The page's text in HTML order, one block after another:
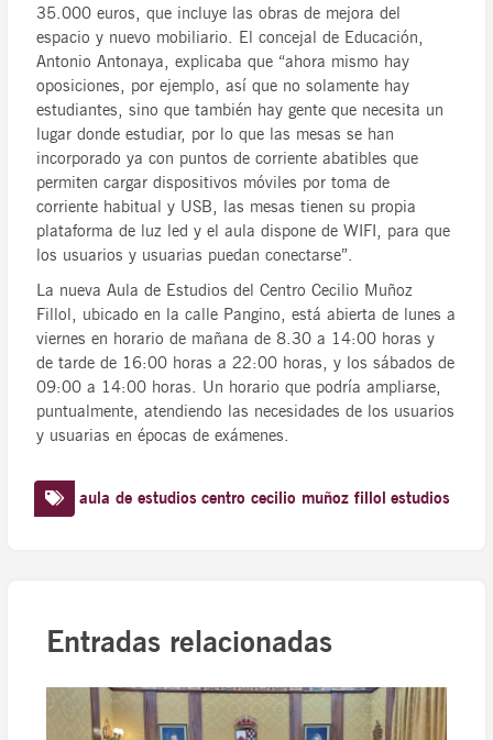
35.000 euros, que incluye las obras de mejora del
espacio y nuevo mobiliario. El concejal de Educación,
Antonio Antonaya, explicaba que “ahora mismo hay
oposiciones, por ejemplo, así que no solamente hay
estudiantes, sino que también hay gente que necesita un
lugar donde estudiar, por lo que las mesas se han
incorporado ya con puntos de corriente abatibles que
permiten cargar dispositivos móviles por toma de
corriente habitual y USB, las mesas tienen su propia
plataforma de luz led y el aula dispone de WIFI, para que
los usuarios y usuarias puedan conectarse”.
La nueva Aula de Estudios del Centro Cecilio Muñoz
Fillol, ubicado en la calle Pangino, está abierta de lunes a
viernes en horario de mañana de 8.30 a 14:00 horas y
de tarde de 16:00 horas a 22:00 horas, y los sábados de
09:00 a 14:00 horas. Un horario que podría ampliarse,
puntualmente, atendiendo las necesidades de los usuarios
y usuarias en épocas de exámenes.
aula de estudios centro cecilio muñoz fillol estudios
Entradas relacionadas